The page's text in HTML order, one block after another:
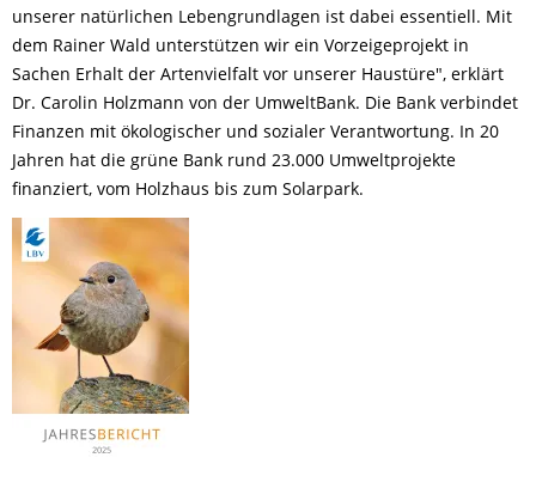
unserer natürlichen Lebengrundlagen ist dabei essentiell. Mit
dem Rainer Wald unterstützen wir ein Vorzeigeprojekt in
Sachen Erhalt der Artenvielfalt vor unserer Haustüre", erklärt
Dr. Carolin Holzmann von der UmweltBank. Die Bank verbindet
Finanzen mit ökologischer und sozialer Verantwortung. In 20
Jahren hat die grüne Bank rund 23.000 Umweltprojekte
finanziert, vom Holzhaus bis zum Solarpark.